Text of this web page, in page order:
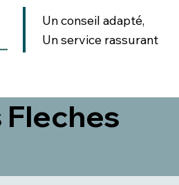
Un conseil adapté,
Un service rassurant
Fleches